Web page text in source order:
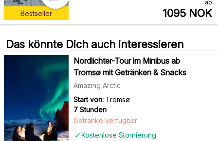
Bestseller
ab
1095 NOK
Das könnte Dich auch interessieren
Nordlichter-Tour im Minibus ab
Tromsø mit Getränken & Snacks
Amazing Arctic
Start von: Tromsø
7 Stunden
Kostenlose Stornierung
Getränke verfügbar